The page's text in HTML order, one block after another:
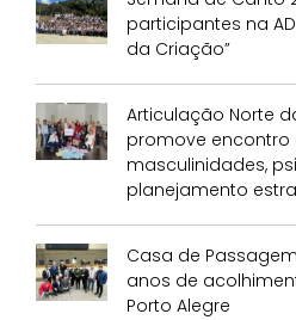
participantes na
da Criação”
Articulação Norte
promove
masculinidades,
planejamento
Casa de
anos de
Porto Alegre